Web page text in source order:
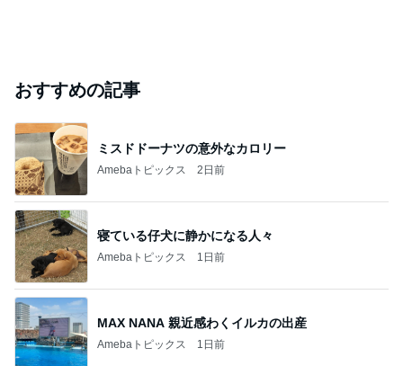
おすすめの記事
ミスドドーナツの意外なカロリー
Amebaトピックス 2日前
寝ている仔犬に静かになる人々
Amebaトピックス 1日前
MAX NANA 親近感わくイルカの出産
Amebaトピックス 1日前